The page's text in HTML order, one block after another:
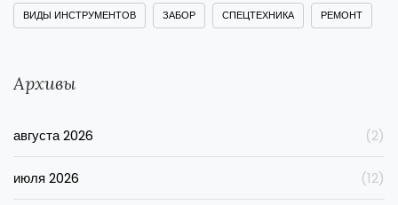
ВИДЫ ИНСТРУМЕНТОВ ЗАБОР СПЕЦТЕХНИКА РЕМОНТ
Архивы
августа 2026 (2)
июля 2026 (12)